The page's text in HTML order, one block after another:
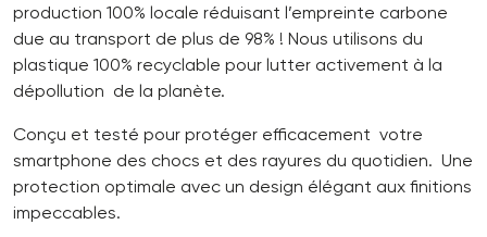
production 100% locale réduisant l’empreinte carbone
due au transport de plus de 98% ! Nous utilisons du
plastique 100% recyclable pour lutter activement à la
dépollution de la planète.
Conçu et testé pour protéger efficacement votre
smartphone des chocs et des rayures du quotidien. Une
protection optimale avec un design élégant aux finitions
impeccables.